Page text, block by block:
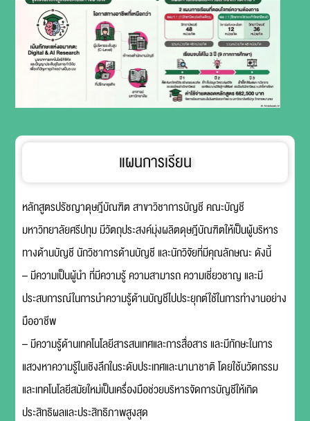
แผนการเรียน
หลักสูตรปรัชญาดุษฎีบัณฑิต สาขาวิชาการบัญชี คณะบัญชี
มหาวิทยาลัยศรีปทุม มีวัตถุประสงค์มุ่งผลิตดุษฎีบัณฑิตให้เป็นผู้บริหาร
ทางด้านบัญชี นักวิชาการด้านบัญชี และนักวิจัยที่มีคุณลักษณะ ดังนี้
– มีความเป็นผู้นำ ที่มีความรู้ ความสามารถ ความเชี่ยวชาญ และมี
ประสบการณ์ในการนำความรู้ด้านบัญชีไปประยุกต์ใช้ในการทำงานอย่าง
มืออาชีพ
– มีความรู้ด้านเทคโนโลยีสารสนเทศและการสื่อสาร และมีทักษะในการ
แสวงหาความรู้ในเชิงลึกในระดับประเทศและนานาชาติ โดยใช้นวัตกรรม
และเทคโนโลยีสมัยใหม่เป็นเครื่องมือช่วยบริหารจัดการบัญชีให้เกิด
ประสิทธิผลและประสิทธิภาพสูงสุด